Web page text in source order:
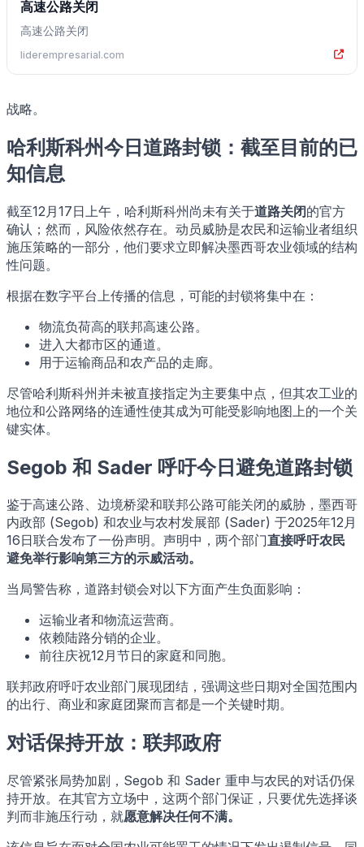
高速公路关闭
高速公路关闭
liderempresarial.com
战略。
哈利斯科州今日道路封锁：截至目前的已
知信息
截至12月17日上午，哈利斯科州尚未有关于道路关闭的官方
确认；然而，风险依然存在。动员威胁是农民和运输业者组织
施压策略的一部分，他们要求立即解决墨西哥农业领域的结构
性问题。
根据在数字平台上传播的信息，可能的封锁将集中在：
物流负荷高的联邦高速公路。
进入大都市区的通道。
用于运输商品和农产品的走廊。
尽管哈利斯科州并未被直接指定为主要集中点，但其农工业的
地位和公路网络的连通性使其成为可能受影响地图上的一个关
键实体。
Segob 和 Sader 呼吁今日避免道路封锁
鉴于高速公路、边境桥梁和联邦公路可能关闭的威胁，墨西哥
内政部 (Segob) 和农业与农村发展部 (Sader) 于2025年12月
16日联合发布了一份声明。声明中，两个部门直接呼吁农民
避免举行影响第三方的示威活动。
当局警告称，道路封锁会对以下方面产生负面影响：
运输业者和物流运营商。
依赖陆路分销的企业。
前往庆祝12月节日的家庭和同胞。
联邦政府呼吁农业部门展现团结，强调这些日期对全国范围内
的出行、商业和家庭团聚而言都是一个关键时期。
对话保持开放：联邦政府
尽管紧张局势加剧，Segob 和 Sader 重申与农民的对话仍保
持开放。在其官方立场中，这两个部门保证，只要优先选择谈
判而非施压行动，就愿意解决任何不满。